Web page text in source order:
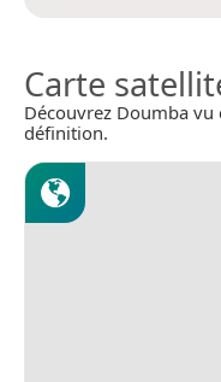
Carte
Découvrez Doumba
définition.